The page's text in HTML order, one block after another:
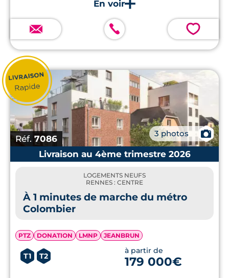
💗
Réf. 7086 3 photos
📷
Livraison au 4ème trimestre 2026
LOGEMENTS NEUFS
RENNES : CENTRE
À 1 minutes de marche du métro
Colombier
PTZ DONATION LMNP JEANBRUN
T1 T2
à partir de
179 000€